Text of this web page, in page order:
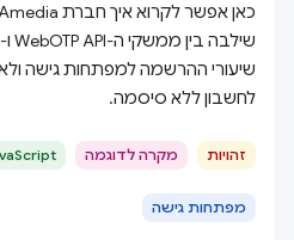
שיעורי ההרשמה למפתחות גישה
לחשבון ללא סיסמה.
זהויות מקרה לדוגמה
מפתחות גישה